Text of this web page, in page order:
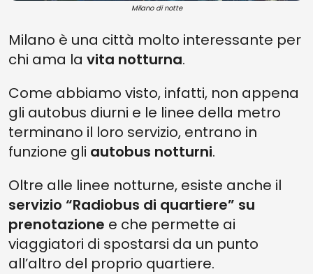
Milano di notte
Milano è una città molto interessante per
chi ama la vita notturna.
Come abbiamo visto, infatti, non appena
gli autobus diurni e le linee della metro
terminano il loro servizio, entrano in
funzione gli autobus notturni.
Oltre alle linee notturne, esiste anche il
servizio “Radiobus di quartiere” su
prenotazione e che permette ai
viaggiatori di spostarsi da un punto
all’altro del proprio quartiere.